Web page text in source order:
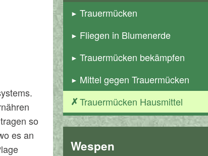
so
es an
Trauermücken
Fliegen in Blumenerde
Trauermücken bekämpfen
Mittel gegen Trauermücken
Trauermücken Hausmittel
Wespen